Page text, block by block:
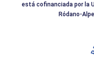
está cofinanciada por la
Ródano-